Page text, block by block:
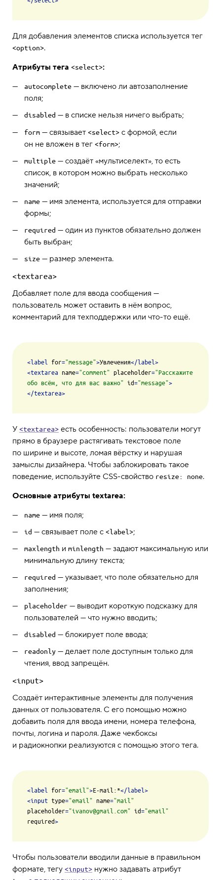
Для добавления элементов списка используется тег
<option>.
Атрибуты тега <select>:
autocomplete — включено ли автозаполнение
поля;
disabled — в списке нельзя ничего выбрать;
form — связывает <select> с формой, если
он не вложен в тег <form>;
multiple — создаёт «мультиселект», то есть
список, в котором можно выбрать несколько
значений;
name — имя элемента, используется для отправки
формы;
required — один из пунктов обязательно должен
быть выбран;
size — размер элемента.
<textarea>
Добавляет поле для ввода сообщения —
пользователь может оставить в нём вопрос,
комментарий для техподдержки или что-то ещё.
<label for="message">Увлечения</label >
<textarea name="comment" placeholder="Расскажите
обо всём, что для вас важно" id="message">
</textarea>
У <textarea> есть особенность: пользователи могут
прямо в браузере растягивать текстовое поле
по ширине и высоте, ломая вёрстку и нарушая
замыслы дизайнера. Чтобы заблокировать такое
поведение, используйте CSS-свойство resize: none.
Основные атрибуты textarea:
name — имя поля;
id — связывает поле с <label>;
maxlength и minlength — задают максимальную или
минимальную длину текста;
required — указывает, что поле обязательно для
заполнения;
placeholder — выводит короткую подсказку для
пользователей — что нужно вводить;
disabled — блокирует поле ввода;
readonly — делает поле доступным только для
чтения, ввод запрещён.
<input>
Создаёт интерактивные элементы для получения
данных от пользователя. С его помощью можно
добавить поля для ввода имени, номера телефона,
почты, логина и пароля. Даже чекбоксы
и радиокнопки реализуются с помощью этого тега.
<label for="email">E-mail:*</label >
<input type="email" name="mail"
placeholder="ivanov@gmail.com" id="email"
required>
Чтобы пользователи вводили данные в правильном
формате, тегу <input> нужно задавать атрибут